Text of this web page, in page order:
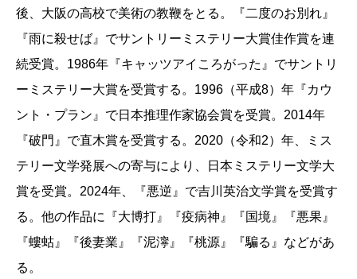
後、大阪の高校で美術の教鞭をとる。『二度のお別れ』
『雨に殺せば』でサントリーミステリー大賞佳作賞を連
続受賞。1986年『キャッツアイころがった』でサントリ
ーミステリー大賞を受賞する。1996（平成8）年『カウ
ント・プラン』で日本推理作家協会賞を受賞。2014年
『破門』で直木賞を受賞する。2020（令和2）年、ミス
テリー文学発展への寄与により、日本ミステリー文学大
賞を受賞。2024年、『悪逆』で吉川英治文学賞を受賞す
る。他の作品に『大博打』『疫病神』『国境』『悪果』
『螻蛄』『後妻業』『泥濘』『桃源』『騙る』などがあ
る。